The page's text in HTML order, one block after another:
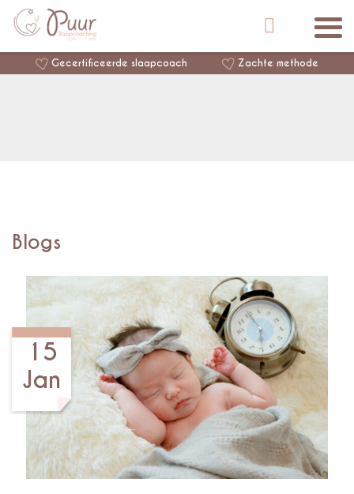
Gecertificeerde slaapcoach Zachte methode
Blogs
15
Jan